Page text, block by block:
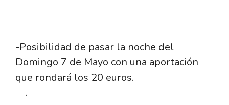
-Posibilidad de pasar la noche del
Domingo 7 de Mayo con una aportación
que rondará los 20 euros.
.